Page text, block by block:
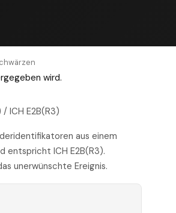
wird.
ICH E2B(R3)
aus einem
entspricht ICH E2B(R3).
unerwünschte Ereignis.